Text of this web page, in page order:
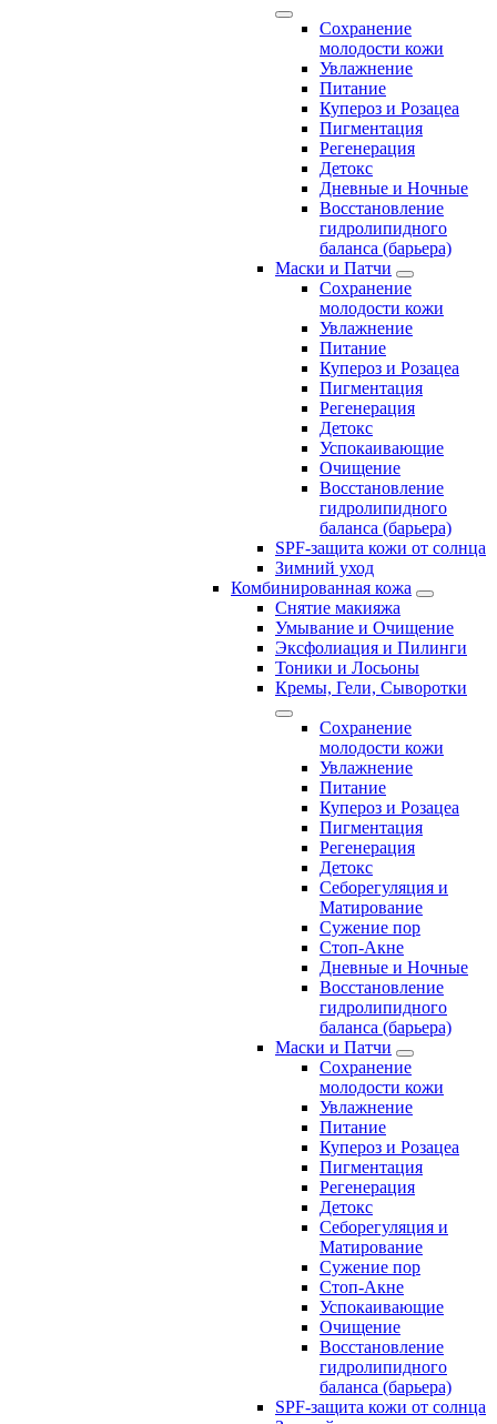
Сохранение
молодости кожи
Увлажнение
Питание
Купероз и Розацеа
Пигментация
Регенерация
Детокс
Дневные и Ночные
Восстановление
гидролипидного
баланса (барьера)
Маски и Патчи
Сохранение
молодости кожи
Увлажнение
Питание
Купероз и Розацеа
Пигментация
Регенерация
Детокс
Успокаивающие
Очищение
Восстановление
гидролипидного
баланса (барьера)
SPF-защита кожи от солнца
Зимний уход
Комбинированная кожа
Снятие макияжа
Умывание и Очищение
Эксфолиация и Пилинги
Тоники и Лосьоны
Кремы, Гели, Сыворотки
Сохранение
молодости кожи
Увлажнение
Питание
Купероз и Розацеа
Пигментация
Регенерация
Детокс
Себорегуляция и
Матирование
Сужение пор
Стоп-Акне
Дневные и Ночные
Восстановление
гидролипидного
баланса (барьера)
Маски и Патчи
Сохранение
молодости кожи
Увлажнение
Питание
Купероз и Розацеа
Пигментация
Регенерация
Детокс
Себорегуляция и
Матирование
Сужение пор
Стоп-Акне
Успокаивающие
Очищение
Восстановление
гидролипидного
баланса (барьера)
SPF-защита кожи от солнца